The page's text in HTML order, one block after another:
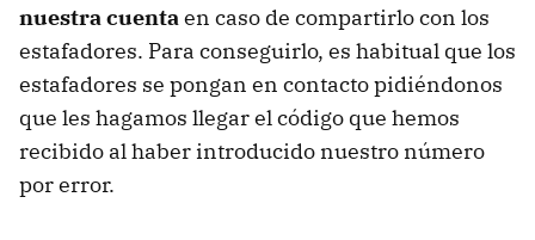
nuestra cuentaen caso de compartirlo con los
estafadores. Para conseguirlo, es habitual que los
estafadores se pongan en contacto pidiéndonos
que les hagamos llegar el código que hemos
recibido al haber introducido nuestro número
por error.